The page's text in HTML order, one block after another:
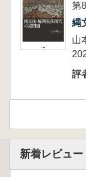
第
縄
山
評
新着レビュー